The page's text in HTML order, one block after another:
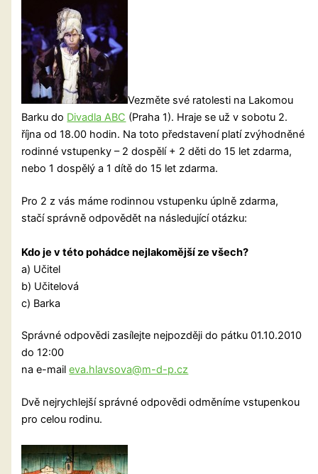
Vezměte své ratolesti na Lakomou
Barku do Divadla ABC (Praha 1). Hraje se už v sobotu 2.
října od 18.00 hodin. Na toto představení platí zvýhodněné
rodinné vstupenky – 2 dospělí + 2 děti do 15 let zdarma,
nebo 1 dospělý a 1 dítě do 15 let zdarma.
Pro 2 z vás máme rodinnou vstupenku úplně zdarma,
stačí správně odpovědět na následující otázku:
Kdo je v této pohádce nejlakomější ze všech?
a) Učitel
b) Učitelová
c) Barka
Správné odpovědi zasílejte nejpozději do pátku 01.10.2010
do 12:00
na e-maileva.hlavsova@m-d-p.cz
Dvě nejrychlejší správné odpovědi odměníme vstupenkou
pro celou rodinu.